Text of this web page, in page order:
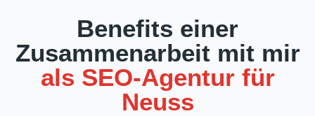
Benefits einer
Zusammenarbeit mit mir
als SEO-Agentur für
Neuss